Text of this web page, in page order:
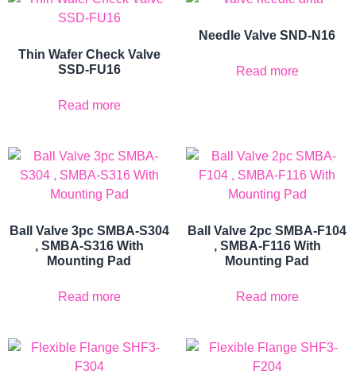
Thin Wafer Check Valve
SSD-FU16
Read more
Needle Valve SND-N16
Read more
Ball Valve 3pc SMBA-S304
, SMBA-S316 With
Mounting Pad
Read more
Ball Valve 2pc SMBA-F104
, SMBA-F116 With
Mounting Pad
Read more